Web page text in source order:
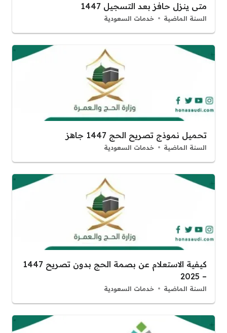
متى ينزل حافز بعد التسجيل 1447
السنة الماضية خدمات السعودية
تحميل نموذج تصريح الحج 1447 جاهز
السنة الماضية خدمات السعودية
كيفية الاستعلام عن بصمة الحج بدون تصريح 1447
– 2025
السنة الماضية خدمات السعودية